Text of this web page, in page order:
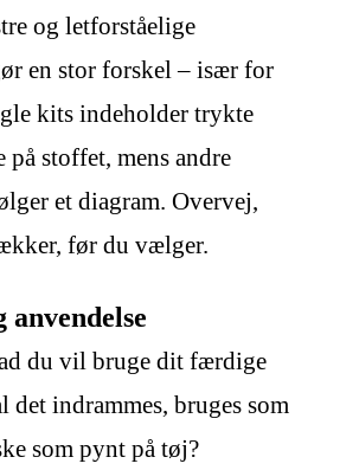
og letforståelige
en stor forskel – især for
kits indeholder trykte
stoffet, mens andre
et diagram. Overvej,
før du vælger.
anvendelse
du vil bruge dit færdige
indrammes, bruges som
som pynt på tøj?